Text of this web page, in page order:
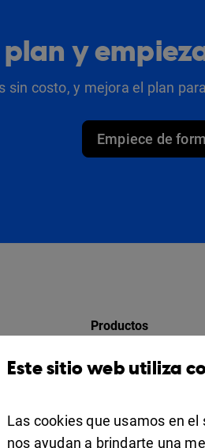
y
sin costo, y mejora el plan
Empiece de
Productos
Design Studio
Apps
Este sitio web utiliza
Las cookies que usamos en
nos ayudan a brindarte una